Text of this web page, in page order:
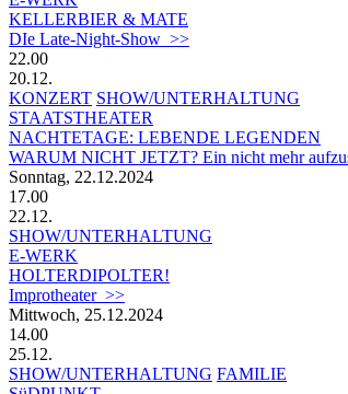
KELLERBIER & MATE
DIe Late-Night-Show >>
22.00
20.12.
KONZERT SHOW/UNTERHALTUNG
STAATSTHEATER
NACHTETAGE: LEBENDE LEGENDEN
WARUM NICHT JETZT? Ein nicht mehr
Sonntag, 22.12.2024
17.00
22.12.
SHOW/UNTERHALTUNG
E-WERK
HOLTERDIPOLTER!
Improtheater >>
Mittwoch, 25.12.2024
14.00
25.12.
SHOW/UNTERHALTUNG FAMILIE